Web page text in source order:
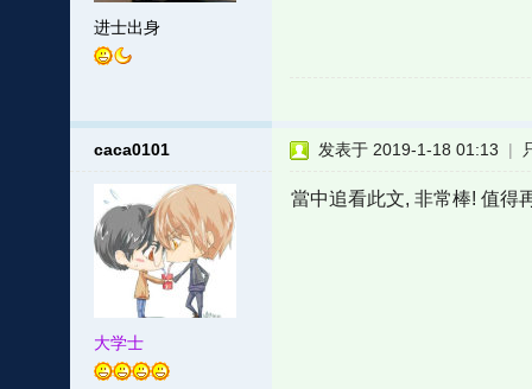
进士出身
caca0101
大学士
发表于 2019-1-18 01:13 |
當中追看此文, 非常棒! 值得